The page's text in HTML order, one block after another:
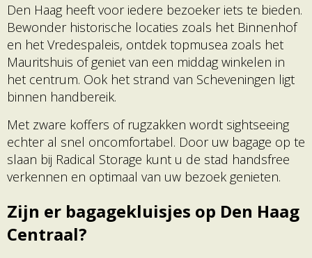
Den Haag heeft voor iedere bezoeker iets te bieden.
Bewonder historische locaties zoals het Binnenhof
en het Vredespaleis, ontdek topmusea zoals het
Mauritshuis of geniet van een middag winkelen in
het centrum. Ook het strand van Scheveningen ligt
binnen handbereik.
Met zware koffers of rugzakken wordt sightseeing
echter al snel oncomfortabel. Door uw bagage op te
slaan bij Radical Storage kunt u de stad handsfree
verkennen en optimaal van uw bezoek genieten.
Zijn er bagagekluisjes op Den Haag
Centraal?